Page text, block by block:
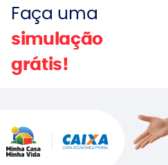
Faça uma
simulação
grátis!